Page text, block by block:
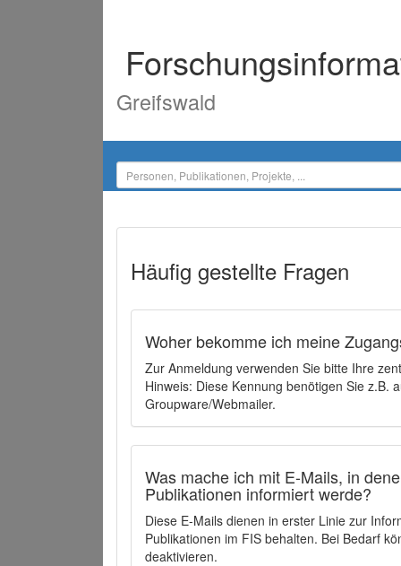
Greifswald
Häufig gestellte Fragen
Woher bekomme ich meine
Zur Anmeldung verwenden Sie bitte Ihre
Hinweis: Diese Kennung benötigen Sie z.B.
Groupware/Webmailer.
Was mache ich mit E-Mails, in
Publikationen informiert werde?
Diese E-Mails dienen in erster Linie zur
Publikationen im FIS behalten. Bei Bedarf
deaktivieren.